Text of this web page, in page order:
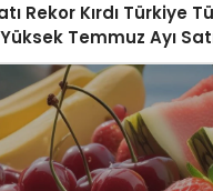
Rekor Kırdı Türkiye
Temmuz Ayı